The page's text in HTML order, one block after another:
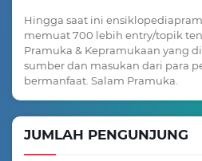
Hingga saat ini
memuat 700 lebih entry/topik
Pramuka & Kepramukaan yang
sumber dan masukan dari para
bermanfaat. Salam Pramuka.
JUMLAH PENGUNJUNG